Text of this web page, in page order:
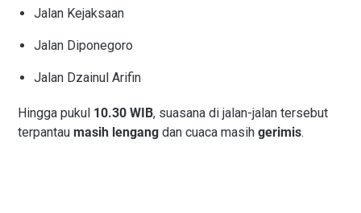
Jalan Kejaksaan
Jalan Diponegoro
Jalan Dzainul Arifin
Hingga pukul 10.30 WIB, suasana di jalan-jalan tersebut
terpantau masih lengang dan cuaca masih gerimis.